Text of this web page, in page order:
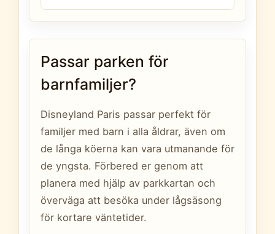
Passar parken för
barnfamiljer?
Disneyland Paris passar perfekt för
familjer med barn i alla åldrar, även om
de långa köerna kan vara utmanande för
de yngsta. Förbered er genom att
planera med hjälp av parkkartan och
överväga att besöka under lågsäsong
för kortare väntetider.